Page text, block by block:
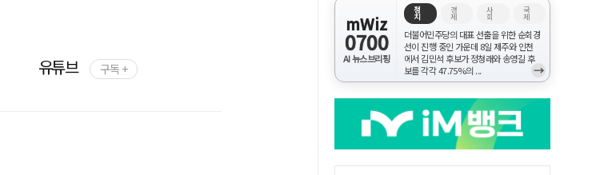
유튜브 구독 +
mWiz
0700
AI 뉴스브리핑
정
치
경
제
사
회
국
제
더불어민주당의 대표 선출을 위한 순회경
선이 진행 중인 가운데 8일 제주와 인천
에서 김민석 후보가 정청래와 송영길 후
보를 각각 47.75%의 ...
→